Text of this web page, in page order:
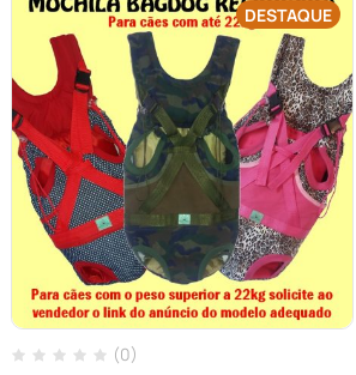
DESTAQUE
(0)